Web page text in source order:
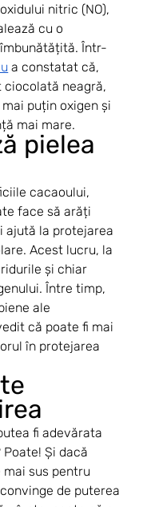
nitric (NO),
cu o
Într-
a constatat că,
ciocolată neagră,
puțin oxigen și
mai mare.
pielea
cacaoului,
face să arăți
ajută la protejarea
Acest lucru, la
și chiar
Între timp,
ale
că poate fi mai
în protejarea
fi adevărata
Și dacă
sus pentru
de puterea